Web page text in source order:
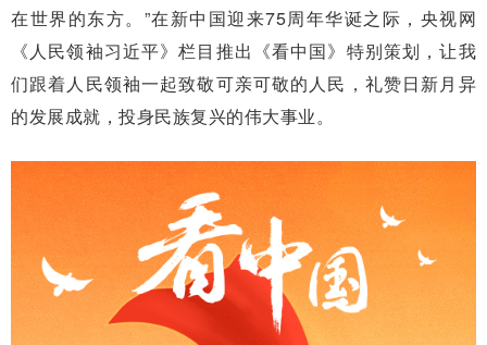
在世界的东方。”在新中国迎来75周年华诞之际，央视网
《人民领袖习近平》栏目推出《看中国》特别策划，让我
们跟着人民领袖一起致敬可亲可敬的人民，礼赞日新月异
的发展成就，投身民族复兴的伟大事业。